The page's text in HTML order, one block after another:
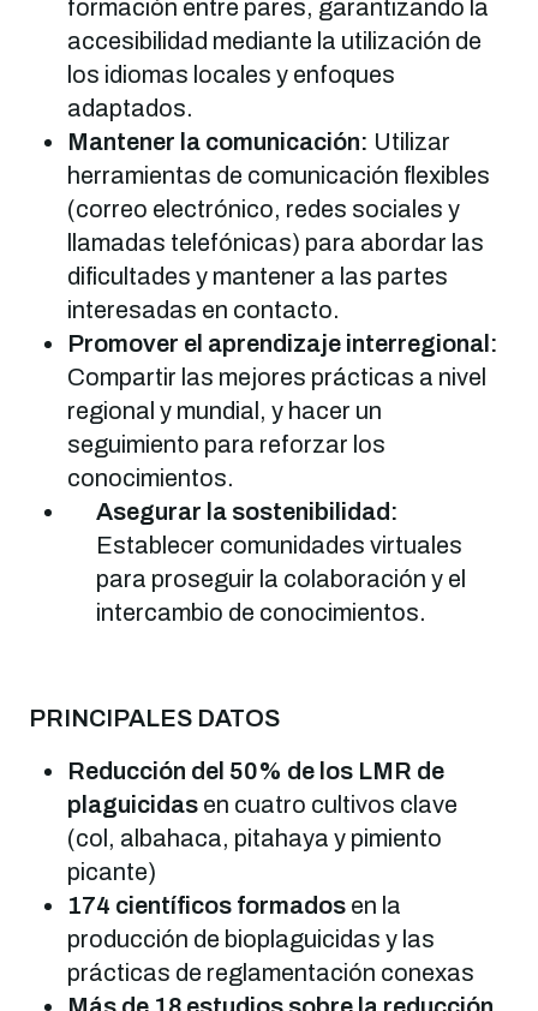
formación entre pares, garantizando la
accesibilidad mediante la utilización de
los idiomas locales y enfoques
adaptados.
Mantener la comunicación: Utilizar
herramientas de comunicación flexibles
(correo electrónico, redes sociales y
llamadas telefónicas) para abordar las
dificultades y mantener a las partes
interesadas en contacto.
Promover el aprendizaje interregional:
Compartir las mejores prácticas a nivel
regional y mundial, y hacer un
seguimiento para reforzar los
conocimientos.
Asegurar la sostenibilidad:
Establecer comunidades virtuales
para proseguir la colaboración y el
intercambio de conocimientos.
PRINCIPALES DATOS
Reducción del 50% de los LMR de
plaguicidas en cuatro cultivos clave
(col, albahaca, pitahaya y pimiento
picante)
174 científicos formados en la
producción de bioplaguicidas y las
prácticas de reglamentación conexas